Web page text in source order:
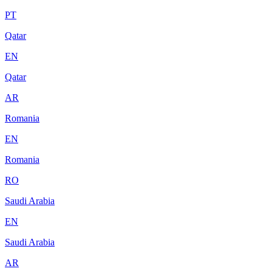
PT
Qatar
EN
Qatar
AR
Romania
EN
Romania
RO
Saudi Arabia
EN
Saudi Arabia
AR